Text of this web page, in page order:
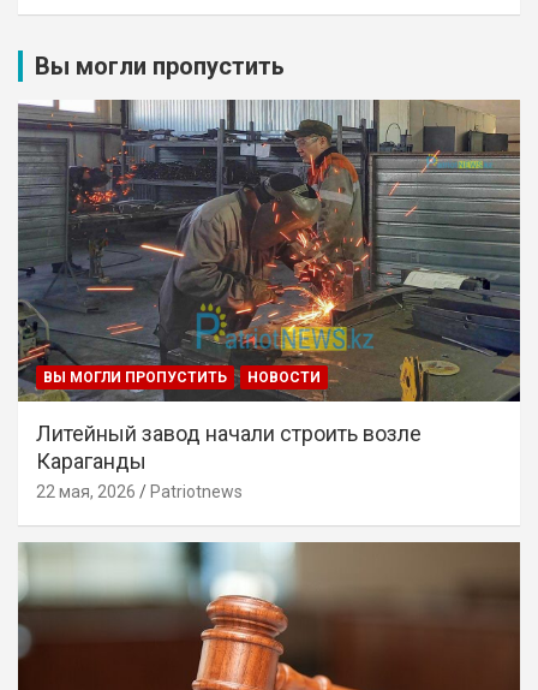
Вы могли пропустить
ВЫ МОГЛИ ПРОПУСТИТЬ НОВОСТИ
Литейный завод начали строить возле
Караганды
22 мая, 2026 Patriotnews